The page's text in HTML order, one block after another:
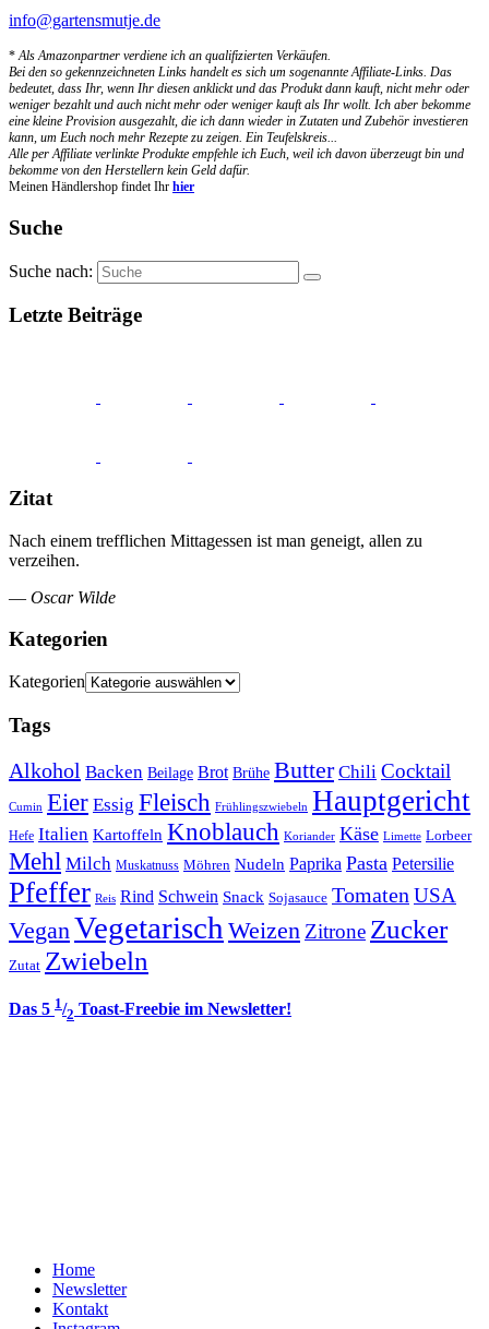
info@gartensmutje.de
*Als Amazonpartner verdiene ich an qualifizierten Verkäufen.
Bei den so gekennzeichneten Links handelt es sich um sogenannte Affiliate-Links. Das
bedeutet, dass Ihr, wenn Ihr diesen anklickt und das Produkt dann kauft, nicht mehr oder
weniger bezahlt und auch nicht mehr oder weniger kauft als Ihr wollt. Ich aber bekomme
eine kleine Provision ausgezahlt, die ich dann wieder in Zutaten und Zubehör investieren
kann, um Euch noch mehr Rezepte zu zeigen. Ein Teufelskreis...
Alle per Affiliate verlinkte Produkte empfehle ich Euch, weil ich davon überzeugt bin und
bekomme von den Herstellern kein Geld dafür.
Meinen Händlershop findet Ihr hier
Suche
Suche nach:
Letzte Beiträge
Zitat
Nach einem trefflichen Mittagessen ist man geneigt, allen zu
verzeihen.
— Oscar Wilde
Kategorien
Kategorien
Tags
Alkohol Backen Beilage Brot Brühe Butter Chili Cocktail
Cumin Eier Essig Fleisch Frühlingszwiebeln Hauptgericht
Hefe Italien Kartoffeln Knoblauch Koriander Käse Limette Lorbeer
Mehl Milch Muskatnuss Möhren Nudeln Paprika Pasta Petersilie
Pfeffer Reis Rind Schwein Snack Sojasauce Tomaten USA
VeganVegetarisch Weizen Zitrone Zucker
Zutat Zwiebeln
Das 5 1/2 Toast-Freebie im Newsletter!
Home
Newsletter
Kontakt